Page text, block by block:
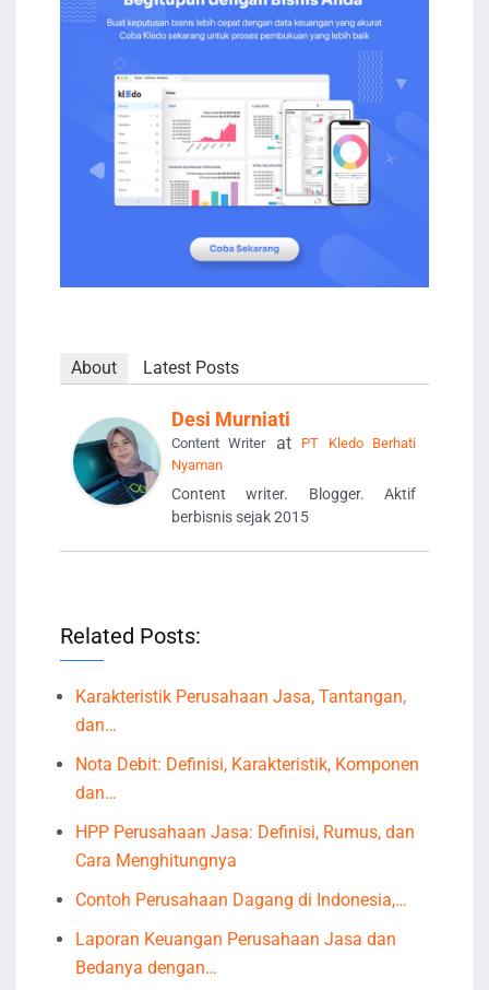
About Latest Posts
Desi Murniati
Content Writerat
PT Kledo Berhati
Nyaman
Content writer. Blogger. Aktif
berbisnis sejak 2015
Related Posts:
Karakteristik Perusahaan Jasa, Tantangan,
dan…
Nota Debit: Definisi, Karakteristik, Komponen
dan…
HPP Perusahaan Jasa: Definisi, Rumus, dan
Cara Menghitungnya
Contoh Perusahaan Dagang di Indonesia,…
Laporan Keuangan Perusahaan Jasa dan
Bedanya dengan…